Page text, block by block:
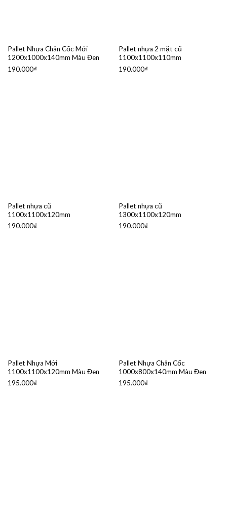
Pallet Nhựa Chân Cốc Mới
1200x1000x140mm Màu Đen
190.000₫
Pallet nhựa 2 mặt cũ
1100x1100x110mm
190.000₫
Pallet nhựa cũ
1100x1100x120mm
190.000₫
Pallet nhựa cũ
1300x1100x120mm
190.000₫
Pallet Nhựa Mới
1100x1100x120mm Màu Đen
195.000₫
Pallet Nhựa Chân Cốc
1000x800x140mm Màu Đen
195.000₫